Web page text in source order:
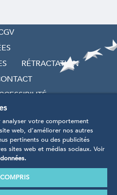
RÉTRACTATION
d’envoi et frais de
conformément aux
votre comportement
web, d’améliorer nos autres
pertinents ou des publicités
sites web et médias sociaux. Voir